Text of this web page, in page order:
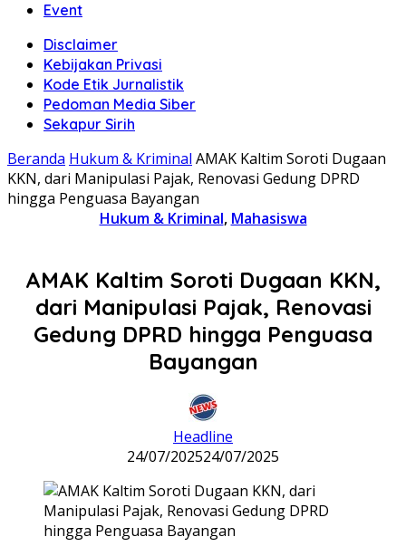
Event
Disclaimer
Kebijakan Privasi
Kode Etik Jurnalistik
Pedoman Media Siber
Sekapur Sirih
Beranda Hukum & Kriminal AMAK Kaltim Soroti Dugaan
KKN, dari Manipulasi Pajak, Renovasi Gedung DPRD
hingga Penguasa Bayangan
Hukum & Kriminal, Mahasiswa
AMAK Kaltim Soroti Dugaan KKN,
dari Manipulasi Pajak, Renovasi
Gedung DPRD hingga Penguasa
Bayangan
Headline
24/07/202524/07/2025